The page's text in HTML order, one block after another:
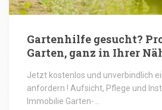
Gartenhilfe gesucht?
Garten, ganz in Ihrer
Jetzt kostenlos und unverbindlich
anfordern ! Aufsicht, Pflege und
Immobilie Garten-…